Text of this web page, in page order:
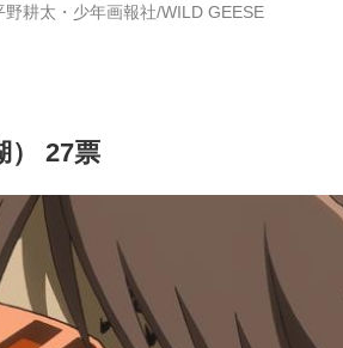
野耕太・少年画報社/WILD GEESE
） 27票